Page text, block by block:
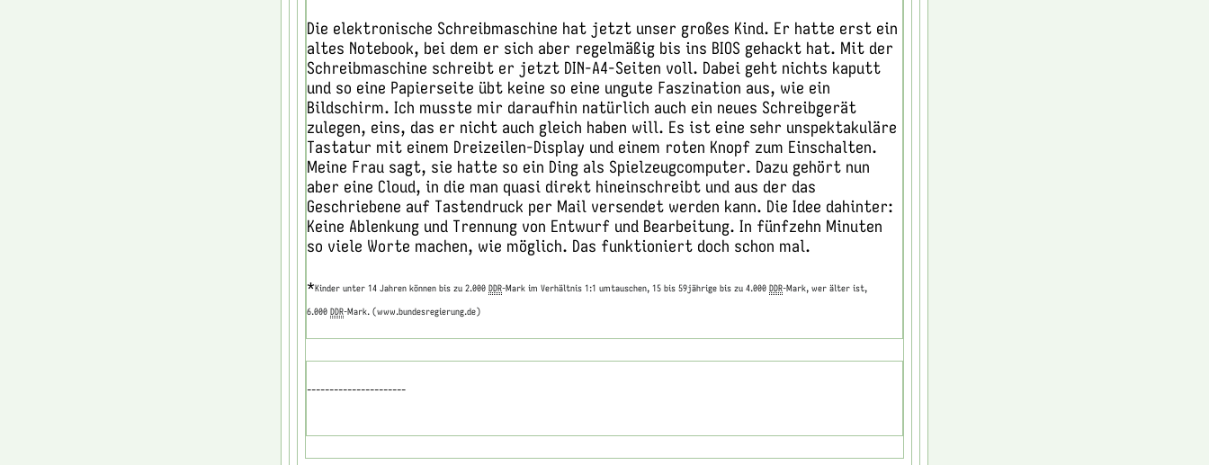
Die elektronische Schreibmaschine hat jetzt unser großes Kind. Er hatte erst ein
altes Notebook, bei dem er sich aber regelmäßig bis ins BIOS gehackt hat. Mit der
Schreibmaschine schreibt er jetzt DIN-A4-Seiten voll. Dabei geht nichts kaputt
und so eine Papierseite übt keine so eine ungute Faszination aus, wie ein
Bildschirm. Ich musste mir daraufhin natürlich auch ein neues Schreibgerät
zulegen, eins, das er nicht auch gleich haben will. Es ist eine sehr unspektakuläre
Tastatur mit einem Dreizeilen-Display und einem roten Knopf zum Einschalten.
Meine Frau sagt, sie hatte so ein Ding als Spielzeugcomputer. Dazu gehört nun
aber eine Cloud, in die man quasi direkt hineinschreibt und aus der das
Geschriebene auf Tastendruck per Mail versendet werden kann. Die Idee dahinter:
Keine Ablenkung und Trennung von Entwurf und Bearbeitung. In fünfzehn Minuten
so viele Worte machen, wie möglich. Das funktioniert doch schon mal.
*Kinder unter 14 Jahren können bis zu 2.000 DDR-Mark im Verhältnis 1:1 umtauschen, 15 bis 59jährige bis zu 4.000 DDR-Mark, wer älter ist,
6.000 DDR-Mark. (www.bundesregierung.de)
----------------------